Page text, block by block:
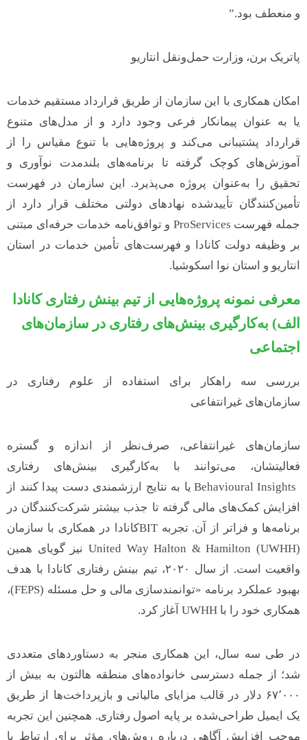
و منعطف بود.”
پاتریک برن، وزارت حمل‌ونقل انتاریو
امکان همکاری با این سازمان از طریق قرارداد مستقیم خدمات
یا به عنوان پیمانکار فرعی وجود دارد و از مدل‌های متنوع
قرارداد پشتیبانی می‌کند و پروژه‌هایی با تنوع مقیاس را از
آموزش‌های کوچک گرفته تا برنامه‌های بلندمدت نوآوری و
تحقیق را به‌عنوان پروژه می‌پذیرد. این سازمان در فهرست
تأمین‌کنندگان تأییدشده نهادهای دولتی مختلف قرار دارد از
جمله فهرست ProServices و توافق‌نامه خدمات حرفه‌ای مبتنی
بر وظیفه دولت کانادا و فهرست‌های تأمین خدمات در استان
انتاریو و استان نوا اسکوشیا.
معرفی نمونه پروژه‌هایی از تیم بینش رفتاری کانادا
الف) به‌کارگیری بینش‌های رفتاری در سازمان‌های
اجتماعی
بررسی سه راهکار برای استفاده از علوم رفتاری در
سازمان‌های غیرانتفاعی
سازمان‌های غیرانتفاعی، صرف‌نظر از اندازه و گستره
فعالیتشان، می‌توانند با به‌کارگیری بینش‌های رفتاری
Behavioural Insights یا به نتایج ارزشمندی دست پیدا کنند از
افزایش کمک‌های مالی گرفته تا جذب بیشتر شرکت‌کنندگان در
برنامه‌ها و فراتر از آن. تجربه BITکانادا در همکاری با سازمان
United Way Halton & Hamilton (UWHH) نیز گویای همین
واقعیت است. از سال ۲۰۲۰، تیم بینش رفتاری کانادا با هدف
بهبود عملکرد برنامه «توانمندسازی مالی و حل مسئله (FEPS)،
همکاری خود را با UWHH آغاز کرد.
در طی سه سال، این همکاری منجر به دستاوردهای متعددی
شد؛ از جمله دسترسی خانواده‌های منطقه هالتون به بیش از
۶۷٬۰۰۰ دلار در قالب مزایای مالیاتی و بازپرداخت‌ها از طریق
یک ایمیل طراحی‌شده بر پایه اصول رفتاری. همچنین این تجربه
موجب افزایش آگاهی درباره روش‌های مؤثر برای ارتباط با